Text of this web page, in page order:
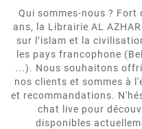
Qui sommes-nous ? Fort
ans, la Librairie AL
sur l’islam et la
les pays francophone
...). Nous souhaitons
nos clients et sommes à
et recommandations.
chat live pour
disponibles